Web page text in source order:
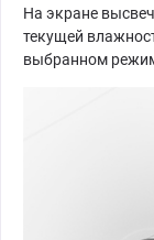
На экране
текущей
выбранном